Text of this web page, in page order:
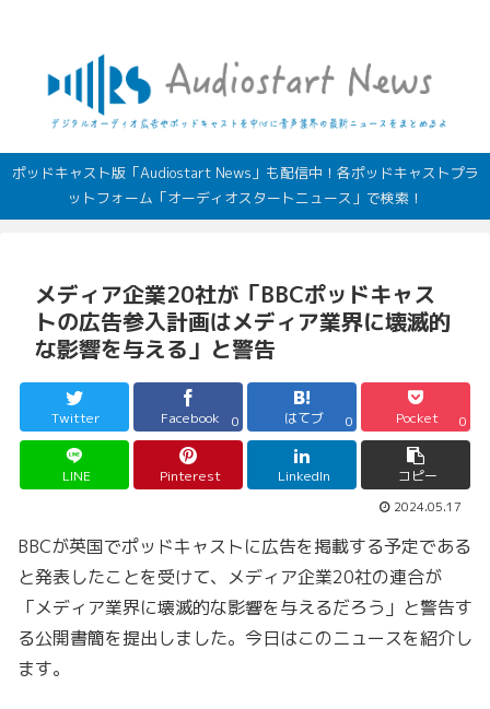
ポッドキャスト版「Audiostart News」も配信中！各ポッドキャストプラ
ットフォーム「オーディオスタートニュース」で検索！
メディア企業20社が「BBCポッドキャス
トの広告参入計画はメディア業界に壊滅的
な影響を与える」と警告
Twitter Facebook 0 はてブ 0 Pocket 0
LINE Pinterest LinkedIn コピー
2024.05.17
BBCが英国でポッドキャストに広告を掲載する予定である
と発表したことを受けて、メディア企業20社の連合が
「メディア業界に壊滅的な影響を与えるだろう」と警告す
る公開書簡を提出しました。今日はこのニュースを紹介し
ます。